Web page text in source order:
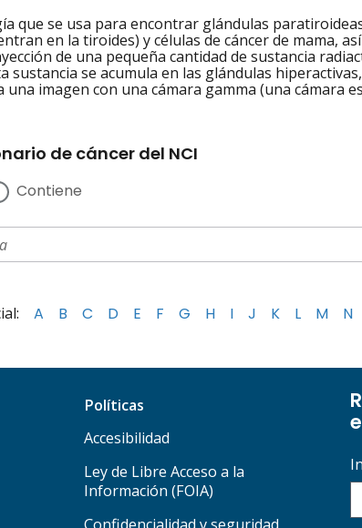
que se usa para encontrar glándulas
en la tiroides) y células de cáncer de mama,
de una pequeña cantidad de sustancia
sustancia se acumula en las glándulas
imagen con una cámara gamma (una cámara
de cáncer del NCI
Contiene
A B C D E F G H I J K L M N
Políticas
Accesibilidad
Ley de Libre Acceso a la
Información (FOIA)